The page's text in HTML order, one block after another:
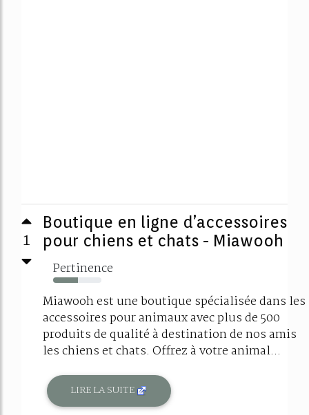
1
Boutique en ligne d’accessoires
pour chiens et chats - Miawooh
Pertinence
51%
Miawooh est une boutique spécialisée dans les
accessoires pour animaux avec plus de 500
produits de qualité à destination de nos amis
les chiens et chats. Offrez à votre animal...
LIRE LA SUITE